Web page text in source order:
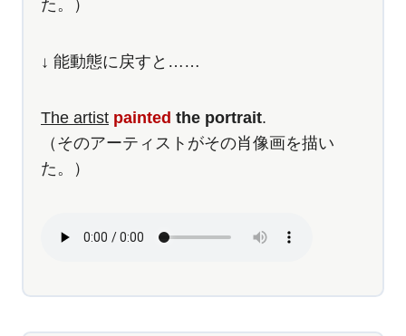
た。）
↓ 能動態に戻すと……
The artist painted the portrait.
（そのアーティストがその肖像画を描い
た。）